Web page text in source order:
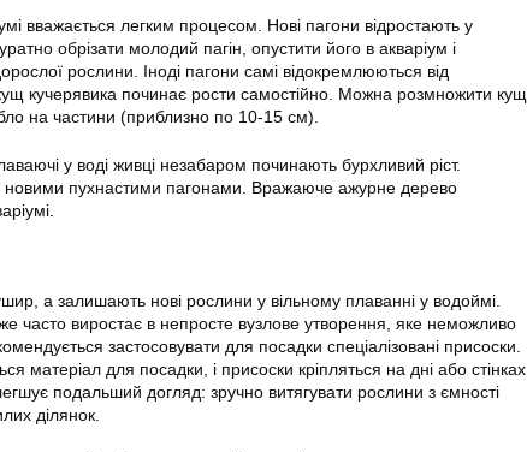
вважається легким процесом. Нові пагони відростають у
обрізати молодий пагін, опустити його в акваріум і
рослини. Іноді пагони самі відокремлюються від
кучерявика починає рости самостійно. Можна розмножити кущ
на частини (приблизно по 10-15 см).
у воді живці незабаром починають бурхливий ріст.
новими пухнастими пагонами. Вражаюче ажурне дерево
а залишають нові рослини у вільному плаванні у водоймі.
часто виростає в непросте вузлове утворення, яке неможливо
застосовувати для посадки спеціалізовані присоски.
матеріал для посадки, і присоски кріпляться на дні або стінках
подальший догляд: зручно витягувати рослини з ємності
ділянок.